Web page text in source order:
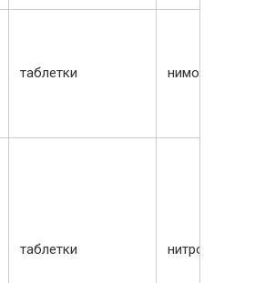
таблетки ниморазол
таблетки